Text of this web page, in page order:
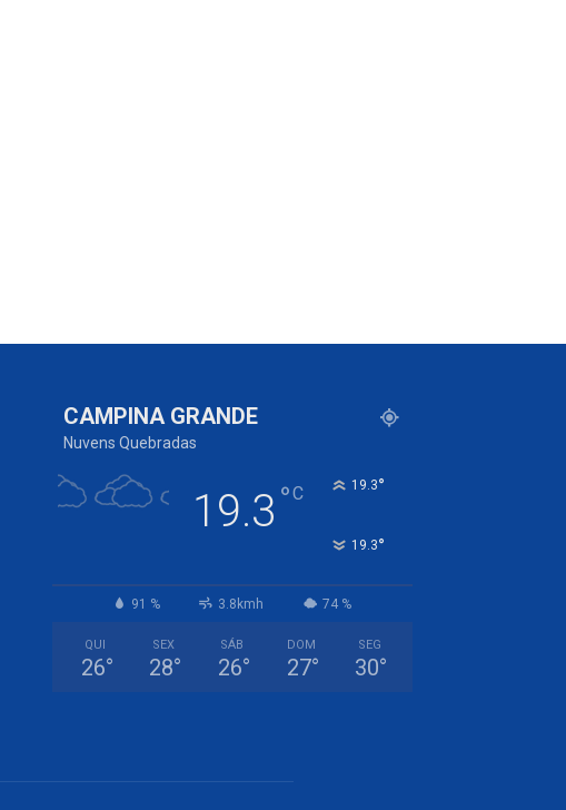
CAMPINA GRANDE
Nuvens Quebradas
19.3 °C 19.3°
19.3°
91 % 3.8kmh 74 %
QUI
26°
SEX
28°
SÁB
26°
DOM
27°
SEG
30°